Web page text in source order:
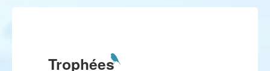
Trophées